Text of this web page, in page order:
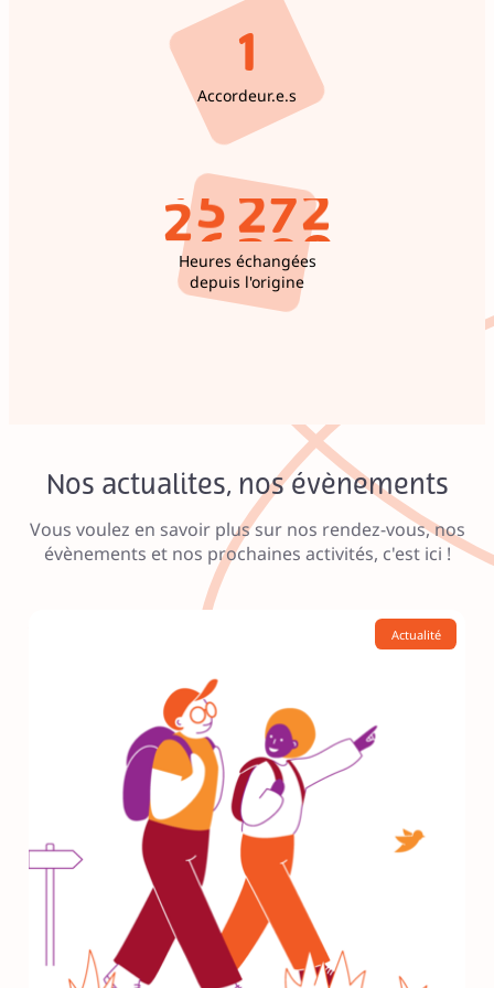
1
Accordeur.e.s
2
2
4
5
6
7
4
4
3
2
2
1
2
7
9
2
3
4
2
0
5
3
Heures échangées
depuis l'origine
Nos actualites, nos évènements
Vous voulez en savoir plus sur nos rendez-vous, nos
évènements et nos prochaines activités, c'est ici !
Actualité